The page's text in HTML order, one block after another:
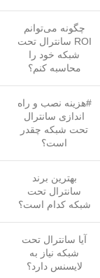
چگونه می‌توانم
ROI سانترال تحت
شبکه خود را
محاسبه کنم؟
#هزینه نصب و راه
اندازی سانترال
تحت شبکه چقدر
است؟
بهترین برند
سانترال تحت
شبکه کدام است؟
آیا سانترال تحت
شبکه نیاز به
لایسنس دارد؟